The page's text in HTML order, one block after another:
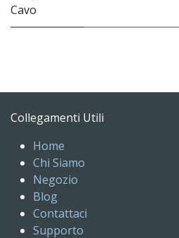
Cavo
Collegamenti Utili
Home
Chi Siamo
Negozio
Blog
Contattaci
Supporto